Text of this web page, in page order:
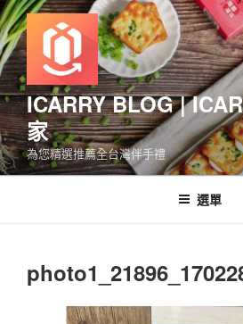
跳
至
主
要
內
容
ICARRY BLOG |
家
為您精選推薦全台灣伴手禮
選單